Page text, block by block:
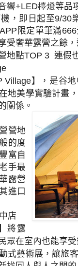
響+LED檯燈等品
，即日起至9/30
APP 限定單筆滿666
受奢華露營之餘
地點TOP 3 連假
Village】，是谷
地美學實驗計畫
關係。
營地
的度
富自
手最
露營
進口
店
將露
眾在室內也能享
式藝術展，讓旅